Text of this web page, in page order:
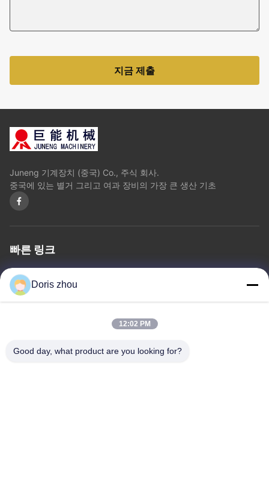
지금 제출
Juneng 기계장치 (중국) Co., 주식 회사.
중국에 있는 별거 그리고 여과 장비의 가장 큰 생산 기초
빠른 링크
홈회사 소개
Province.China
Doris zhou
12:02 PM
Good day, what product are you looking for?